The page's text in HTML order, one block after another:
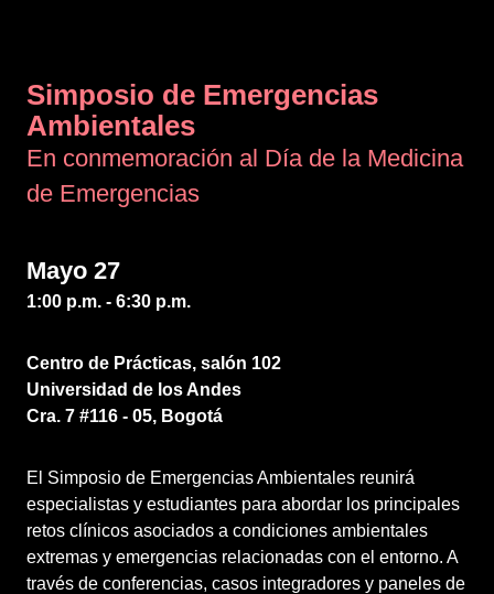
Simposio de Emergencias
Ambientales
En conmemoración al Día de la Medicina
de Emergencias
Mayo 27
1:00 p.m. - 6:30 p.m.
Centro de Prácticas, salón 102
Universidad de los Andes
Cra. 7 #116 - 05, Bogotá
El Simposio de Emergencias Ambientales reunirá
especialistas y estudiantes para abordar los principales
retos clínicos asociados a condiciones ambientales
extremas y emergencias relacionadas con el entorno. A
través de conferencias, casos integradores y paneles de